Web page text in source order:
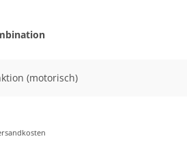
(motorisch)